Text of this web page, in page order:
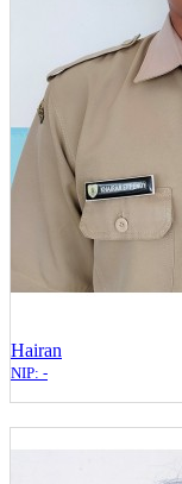
Hairan
NIP: -